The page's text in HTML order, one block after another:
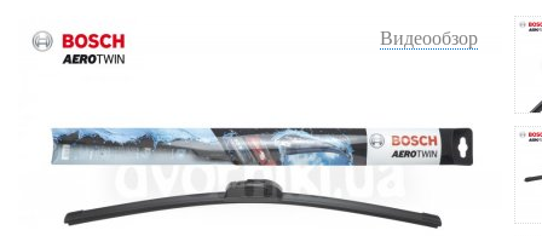
Видеообзор